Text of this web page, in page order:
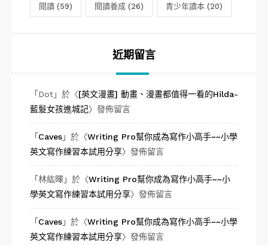
閱讀 (59) 閱讀養成 (26) 青少年讀本 (20)
近期留言
「 Dot」於〈[英文漫畫] 動畫、漫畫都值得一看的Hilda-
藍髮女孩進城記〉發佈留言
「 Caves」於〈Writing Pro幫你成為寫作小高手~~小學
英文寫作練習本試用分享〉發佈留言
「林紘暉 」於〈Writing Pro幫你成為寫作小高手~~小
學英文寫作練習本試用分享〉發佈留言
「 Caves」於〈Writing Pro幫你成為寫作小高手~~小學
英文寫作練習本試用分享〉發佈留言